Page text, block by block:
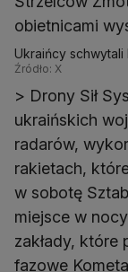
obietnicami
Ukraińcy schwytali
Źródło: X
> Drony Sił
ukraińskich
radarów,
rakietach,
w sobotę
miejsce w
zakłady, które
fazowe